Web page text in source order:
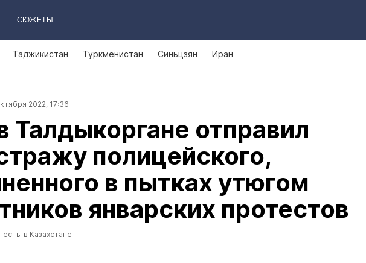
СЮЖЕТЫ
Таджикистан Туркменистан Синьцзян Иран
2022, 17:36
Талдыкоргане отправил
полицейского,
в пытках утюгом
январских протестов
в Казахстане